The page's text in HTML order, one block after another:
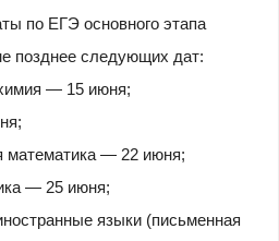
по ЕГЭ основного этапа
позднее следующих дат:
— 15 июня;
математика — 22 июня;
— 25 июня;
языки (письменная